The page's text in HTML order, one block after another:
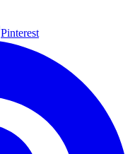
Pinterest